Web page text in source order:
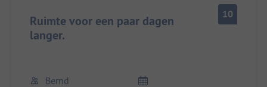
Ruimte voor een paar dagen
langer.
10
Bernd